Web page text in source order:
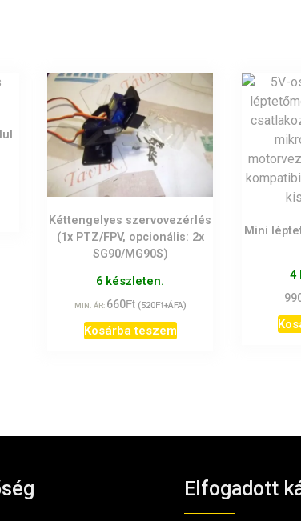
Kéttengelyes szervovezérlés
(1x PTZ/FPV, opcionális: 2x
SG90/MG90S)
6 készleten.
MIN. ÁR: 660Ft (520Ft+ÁFA)
Kosárba teszem
Mini
4
Elfogadott